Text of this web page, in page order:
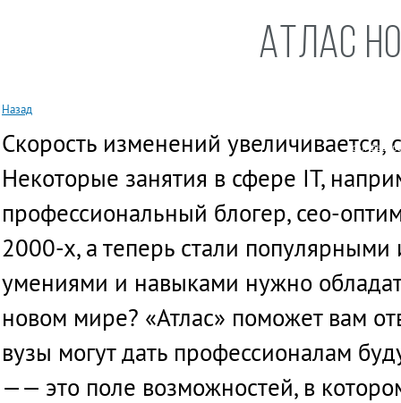
всех
Атлас
Назад
Скорость изменений увеличивается,
Некоторые занятия в сфере IТ,
профессиональный блогер, сео-
2000-х, а теперь стали популярными
умениями и навыками нужно
новом мире? «Атлас» поможетвам
вузы могут дать профессионалам
—— это поле возможностей, в ко